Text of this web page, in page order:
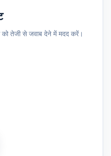
को तेजी से जवाब देने में मदद करें।